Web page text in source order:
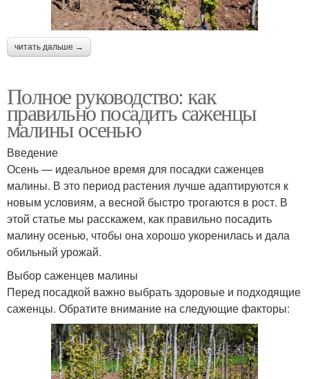
читать дальше →
Полное руководство: как
правильно посадить саженцы
малины осенью
Введение
Осень — идеальное время для посадки саженцев
малины. В это период растения лучше адаптируются к
новым условиям, а весной быстро трогаются в рост. В
этой статье мы расскажем, как правильно посадить
малину осенью, чтобы она хорошо укоренилась и дала
обильный урожай.
Выбор саженцев малины
Перед посадкой важно выбрать здоровые и подходящие
саженцы. Обратите внимание на следующие факторы: